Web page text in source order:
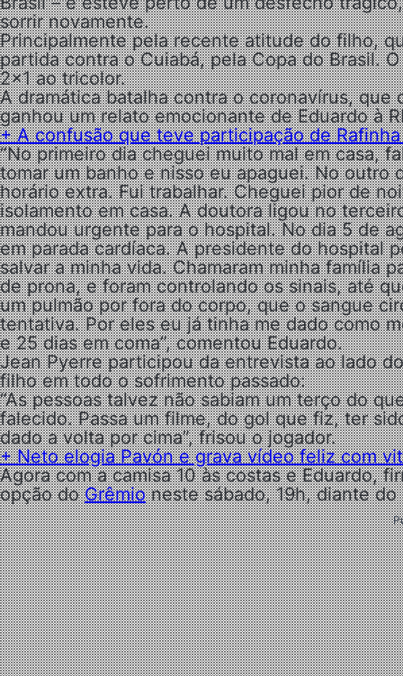
sorrir novamente.
Principalmente pela recente atitude do filho,
partida contra o Cuiabá, pela Copa do Brasil.
2×1 ao tricolor.
A dramática batalha contra o coronavírus,
ganhou um relato emocionante de Eduardo à
+ A confusão que teve participação de
“No primeiro dia cheguei muito mal em casa,
tomar um banho e nisso eu apaguei. No outro
horário extra. Fui trabalhar. Cheguei pior de
isolamento em casa. A doutora ligou no
mandou urgente para o hospital. No dia 5 de
em parada cardíaca. A presidente do hospital
salvar a minha vida. Chamaram minha família
de prona, e foram controlando os sinais, até
um pulmão por fora do corpo, que o sangue
tentativa. Por eles eu já tinha me dado como
e 25 dias em coma”, comentou Eduardo.
Jean Pyerre participou da entrevista ao lado
filho em todo o sofrimento passado:
“As pessoas talvez não sabiam um terço do
falecido. Passa um filme, do gol que fiz, ter
dado a volta por cima”, frisou o jogador.
+ Neto elogia Pavón e grava vídeo feliz com
Agora com a camisa 10 às costas e Eduardo,
opção doGrêmioneste sábado, 19h, diante do